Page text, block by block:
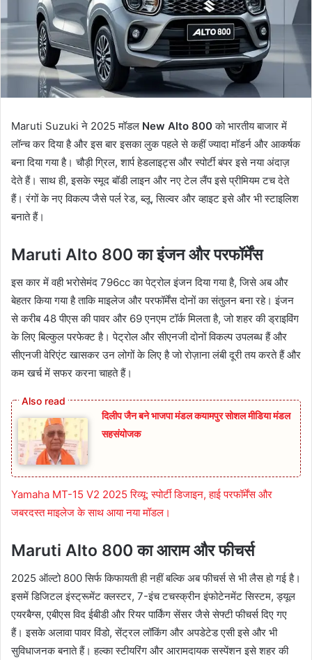
Maruti Suzuki ने 2025 मॉडल New Alto 800को भारतीय बाजार में
लॉन्च कर दिया है और इस बार इसका लुक पहले से कहीं ज्यादा मॉडर्न और आकर्षक
बना दिया गया है। चौड़ी ग्रिल, शार्प हेडलाइट्स और स्पोर्टी बंपर इसे नया अंदाज़
देते हैं। साथ ही, इसके स्मूद बॉडी लाइन और नए टेल लैंप इसे प्रीमियम टच देते
हैं। रंगों के नए विकल्प जैसे पर्ल रेड, ब्लू, सिल्वर और व्हाइट इसे और भी स्टाइलिश
बनाते हैं।
Maruti Alto 800 का इंजन और परफॉर्मेंस
इस कार में वही भरोसेमंद 796cc का पेट्रोल इंजन दिया गया है, जिसे अब और
बेहतर किया गया है ताकि माइलेज और परफॉर्मेंस दोनों का संतुलन बना रहे। इंजन
से करीब 48 पीएस की पावर और 69 एनएम टॉर्क मिलता है, जो शहर की ड्राइविंग
के लिए बिल्कुल परफेक्ट है। पेट्रोल और सीएनजी दोनों विकल्प उपलब्ध हैं और
सीएनजी वेरिएंट खासकर उन लोगों के लिए है जो रोज़ाना लंबी दूरी तय करते हैं और
कम खर्च में सफर करना चाहते हैं।
दिलीप जैन बने भाजपा मंडल कयामपुर सोशल मीडिया मंडल
सहसंयोजक
Yamaha MT-15 V2 2025 रिव्यू: स्पोर्टी डिजाइन, हाई परफॉर्मेंस और
जबरदस्त माइलेज के साथ आया नया मॉडल।
Maruti Alto 800 का आराम और फीचर्स
2025 ऑल्टो 800 सिर्फ किफायती ही नहीं बल्कि अब फीचर्स से भी लैस हो गई है।
इसमें डिजिटल इंस्ट्रूमेंट क्लस्टर, 7-इंच टचस्क्रीन इंफोटेनमेंट सिस्टम, ड्यूल
एयरबैग्स, एबीएस विद ईबीडी और रियर पार्किंग सेंसर जैसे सेफ्टी फीचर्स दिए गए
हैं। इसके अलावा पावर विंडो, सेंट्रल लॉकिंग और अपडेटेड एसी इसे और भी
सुविधाजनक बनाते हैं। हल्का स्टीयरिंग और आरामदायक सस्पेंशन इसे शहर की